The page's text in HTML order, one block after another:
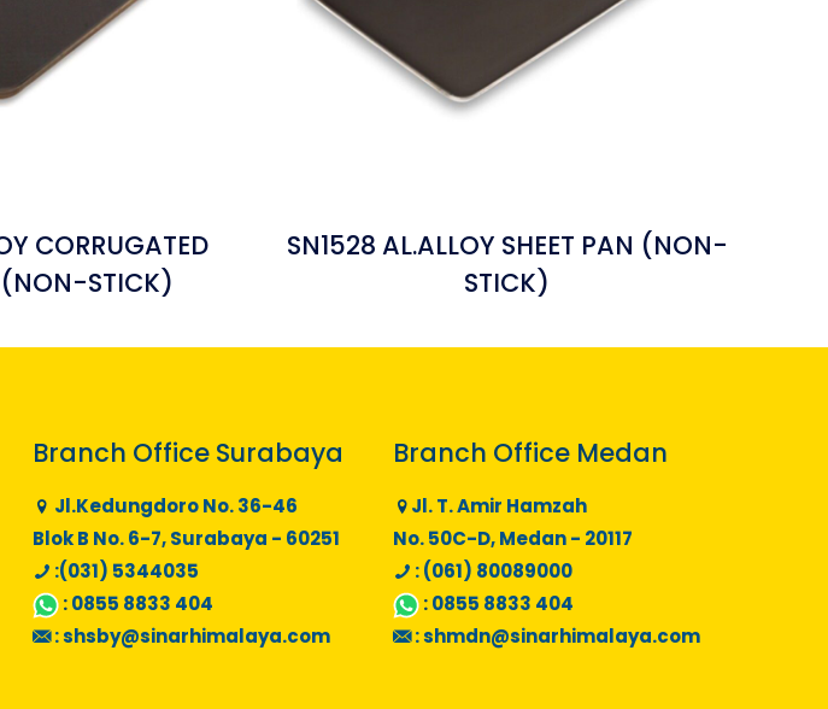
CORRUGATED
(NON-STICK)
SN1528 AL.ALLOY SHEET PAN (NON-
STICK)
Branch Office Surabaya
Jl.Kedungdoro No. 36-46
Blok B No. 6-7, Surabaya - 60251
:(031) 5344035
:0855 8833 404
:shsby@sinarhimalaya.com
Branch Office Medan
Jl. T. Amir Hamzah
No. 50C-D, Medan - 20117
: (061) 80089000
:0855 8833 404
:shmdn@sinarhimalaya.com